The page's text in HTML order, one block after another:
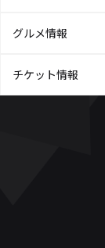
グルメ情報
チケット情報